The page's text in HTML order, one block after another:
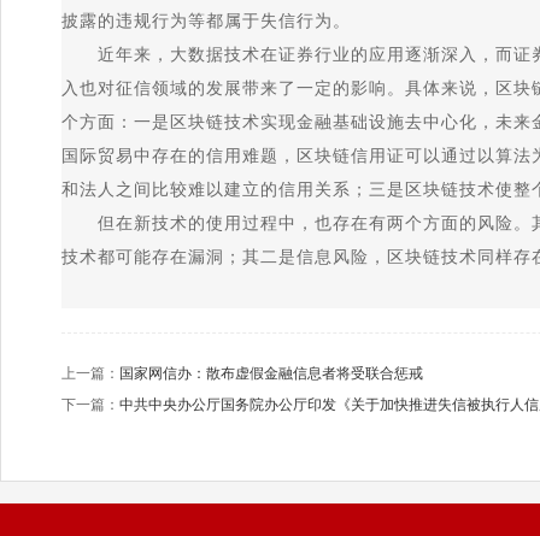
披露的违规行为等都属于失信行为。
近年来，大数据技术在证券行业的应用逐渐深入，而证
入也对征信领域的发展带来了一定的影响。具体来说，区
个方面：一是区块链技术实现金融基础设施去中心化，未
国际贸易中存在的信用难题，区块链信用证可以通过以算
和法人之间比较难以建立的信用关系；三是区块链技术使
但在新技术的使用过程中，也存在有两个方面的风险。
技术都可能存在漏洞；其二是信息风险，区块链技术同样存
上一篇： 国家网信办：散布虚假金融信息者将受联合惩戒
下一篇： 中共中央办公厅国务院办公厅印发《关于加快推进失信被执行人